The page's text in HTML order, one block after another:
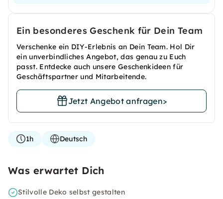
Ein besonderes Geschenk für Dein Team
Verschenke ein DIY-Erlebnis an Dein Team. Hol Dir
ein unverbindliches Angebot, das genau zu Euch
passt. Entdecke auch unsere Geschenkideen für
Geschäftspartner und Mitarbeitende.
Jetzt Angebot anfragen>
1h Deutsch
Was erwartet Dich
Stilvolle Deko selbst gestalten